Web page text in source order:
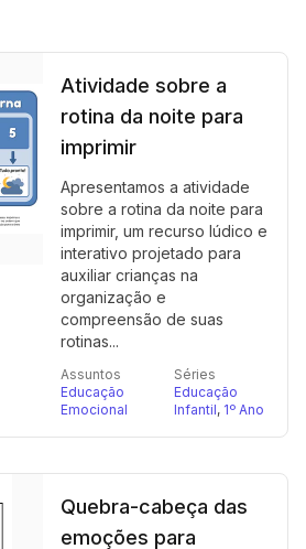
Atividade sobre a
rotina da noite para
imprimir
Apresentamos a atividade
sobre a rotina da noite para
imprimir, um recurso lúdico e
interativo projetado para
auxiliar crianças na
organização e
compreensão de suas
rotinas...
Assuntos
Educação
Emocional
Séries
Educação
Infantil, 1º Ano
Quebra-cabeça das
emoções para